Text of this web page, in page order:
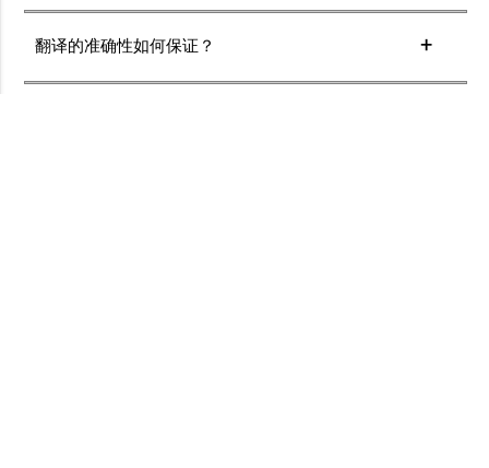
我们的翻译团队由经验丰富、资质认证的专业翻译人员组
成，他们精通各种语言和行业领域，能够为您提供高质量
的翻译服务。
翻译的准确性如何保证？
我们的翻译团队由经验丰富的专业译员组成，每个译文都